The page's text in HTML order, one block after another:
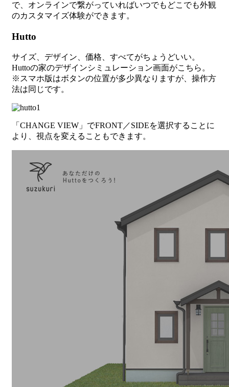
で、オンラインで繋がっていればいつでもどこでも外観
のカスタマイズ体験ができます。
Hutto
サイズ、デザイン、価格、すべてがちょうどいい。
Huttoの家のデザインシミュレーション画面がこちら。
※スマホ版はボタンの位置が多少異なりますが、操作方
法は同じです。
「CHANGE VIEW」でFRONT／SIDEを選択することに
より、視点を変えることもできます。